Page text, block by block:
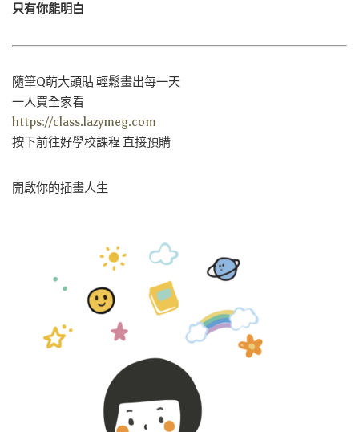
只有你能明白
隨筆Q萌大頭貼 輕鬆畫出每一天
一人買全家看
https://class.lazymeg.com
按下前往好學校課程 直接預購
開啟你的插畫人生